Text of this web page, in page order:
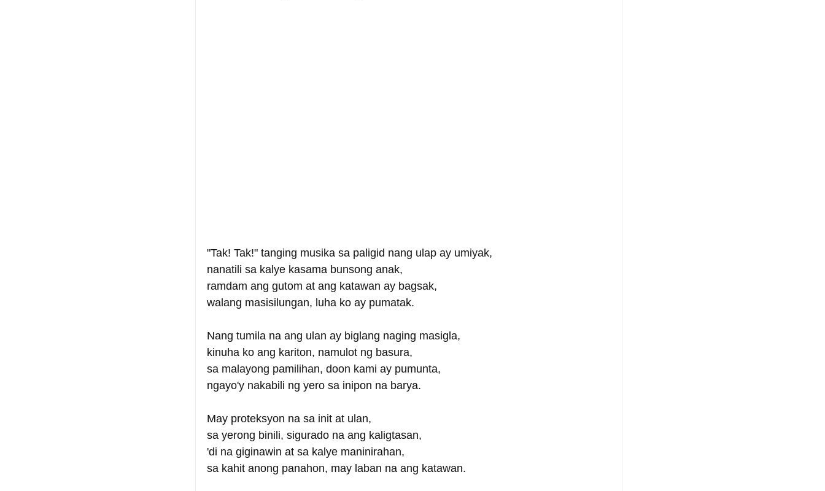
"Tak! Tak!" tanging musika sa paligid nang ulap ay umiyak,
nanatili sa kalye kasama bunsong anak,
ramdam ang gutom at ang katawan ay bagsak,
walang masisilungan, luha ko ay pumatak.
Nang tumila na ang ulan ay biglang naging masigla,
kinuha ko ang kariton, namulot ng basura,
sa malayong pamilihan, doon kami ay pumunta,
ngayo'y nakabili ng yero sa inipon na barya.
May proteksyon na sa init at ulan,
sa yerong binili, sigurado na ang kaligtasan,
'di na giginawin at sa kalye maninirahan,
sa kahit anong panahon, may laban na ang katawan.